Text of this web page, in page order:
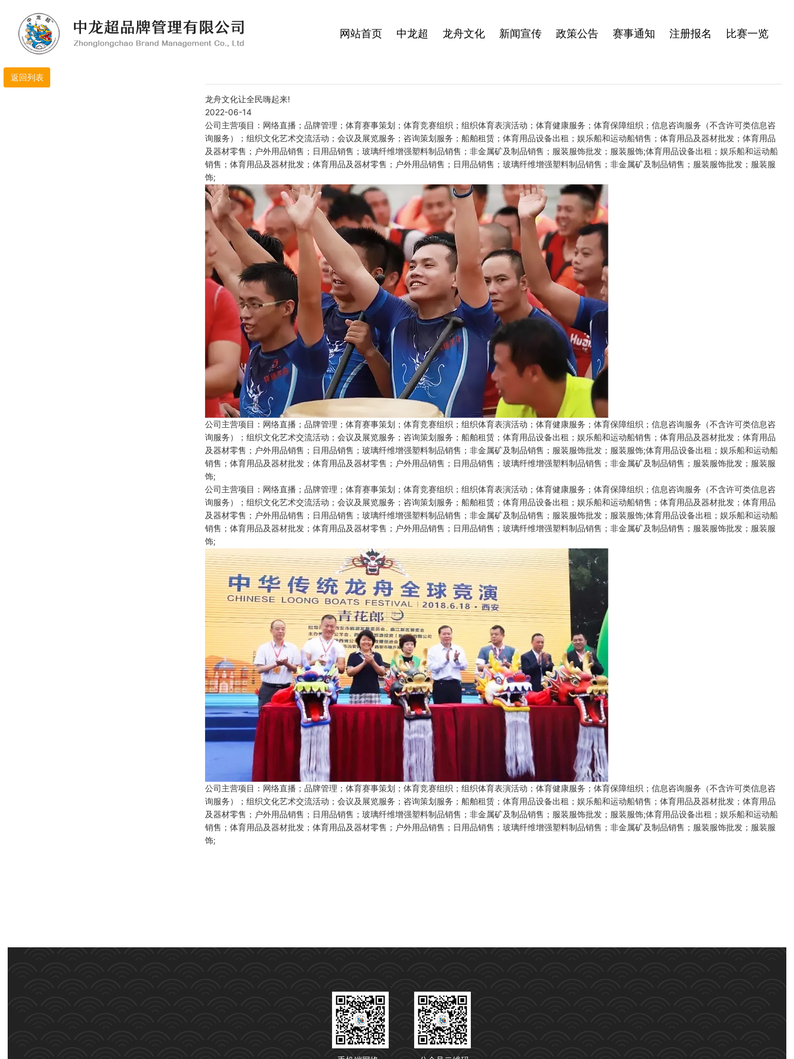
网站首页 中龙超 龙舟文化 新闻宣传 政策公告 赛事通知 注册报名 比赛一览
龙舟文化让全民嗨起来!
2022-06-14
公司主营项目：网络直播；品牌管理；体育赛事策划；体育竞赛组织；组织体育表演活动；体育健康服务；体育保障组织；信息咨询服务（不含许可类信息咨
询服务）；组织文化艺术交流活动；会议及展览服务；咨询策划服务；船舶租赁；体育用品设备出租；娱乐船和运动船销售；体育用品及器材批发；体育用品
及器材零售；户外用品销售；日用品销售；玻璃纤维增强塑料制品销售；非金属矿及制品销售；服装服饰批发；服装服饰;体育用品设备出租；娱乐船和运动船
销售；体育用品及器材批发；体育用品及器材零售；户外用品销售；日用品销售；玻璃纤维增强塑料制品销售；非金属矿及制品销售；服装服饰批发；服装服
饰;
公司主营项目：网络直播；品牌管理；体育赛事策划；体育竞赛组织；组织体育表演活动；体育健康服务；体育保障组织；信息咨询服务（不含许可类信息咨
询服务）；组织文化艺术交流活动；会议及展览服务；咨询策划服务；船舶租赁；体育用品设备出租；娱乐船和运动船销售；体育用品及器材批发；体育用品
及器材零售；户外用品销售；日用品销售；玻璃纤维增强塑料制品销售；非金属矿及制品销售；服装服饰批发；服装服饰;体育用品设备出租；娱乐船和运动船
销售；体育用品及器材批发；体育用品及器材零售；户外用品销售；日用品销售；玻璃纤维增强塑料制品销售；非金属矿及制品销售；服装服饰批发；服装服
饰;
公司主营项目：网络直播；品牌管理；体育赛事策划；体育竞赛组织；组织体育表演活动；体育健康服务；体育保障组织；信息咨询服务（不含许可类信息咨
询服务）；组织文化艺术交流活动；会议及展览服务；咨询策划服务；船舶租赁；体育用品设备出租；娱乐船和运动船销售；体育用品及器材批发；体育用品
及器材零售；户外用品销售；日用品销售；玻璃纤维增强塑料制品销售；非金属矿及制品销售；服装服饰批发；服装服饰;体育用品设备出租；娱乐船和运动船
销售；体育用品及器材批发；体育用品及器材零售；户外用品销售；日用品销售；玻璃纤维增强塑料制品销售；非金属矿及制品销售；服装服饰批发；服装服
饰;
公司主营项目：网络直播；品牌管理；体育赛事策划；体育竞赛组织；组织体育表演活动；体育健康服务；体育保障组织；信息咨询服务（不含许可类信息咨
询服务）；组织文化艺术交流活动；会议及展览服务；咨询策划服务；船舶租赁；体育用品设备出租；娱乐船和运动船销售；体育用品及器材批发；体育用品
及器材零售；户外用品销售；日用品销售；玻璃纤维增强塑料制品销售；非金属矿及制品销售；服装服饰批发；服装服饰;体育用品设备出租；娱乐船和运动船
销售；体育用品及器材批发；体育用品及器材零售；户外用品销售；日用品销售；玻璃纤维增强塑料制品销售；非金属矿及制品销售；服装服饰批发；服装服
饰;